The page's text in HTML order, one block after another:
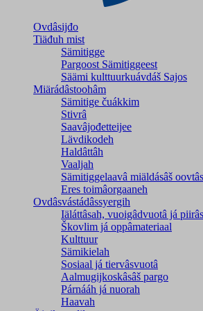
Ovdâsijđo
Tiäđuh mist
Sämitigge
Pargoost Sämitiggeest
Säämi kulttuurkuávdáš Sajos
Miärádâstoohâm
Sämitige čuákkim
Stivrâ
Saavâjođetteijee
Lävdikodeh
Haldâttâh
Vaaljah
Sämitiggelaavâ miäldásâš
Eres toimâorgaaneh
Ovdâsvástádâssyergih
Iäláttâsah, vuoigâdvuotâ já piirâs
Škovlim já oppâmateriaal
Kulttuur
Sämikielah
Sosiaal já tiervâsvuotâ
Aalmugijkoskâsâš pargo
Párnááh já nuorah
Haavah